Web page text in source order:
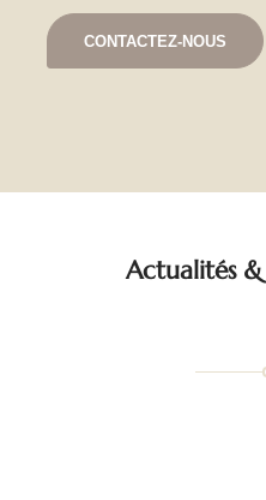
CONTACTEZ-NOUS
Actualités &